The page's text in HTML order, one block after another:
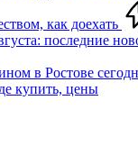
как доехать
последние
в Ростове
купить, цены